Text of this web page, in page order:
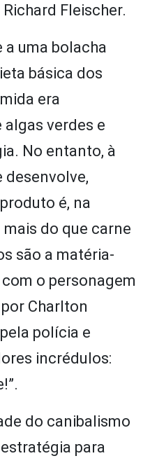
Fleischer.
a uma bolacha
básica dos
era
verdes e
No entanto, à
desenvolve,
é, na
do que carne
são a matéria-
o personagem
Charlton
polícia e
incrédulos:
do canibalismo
para